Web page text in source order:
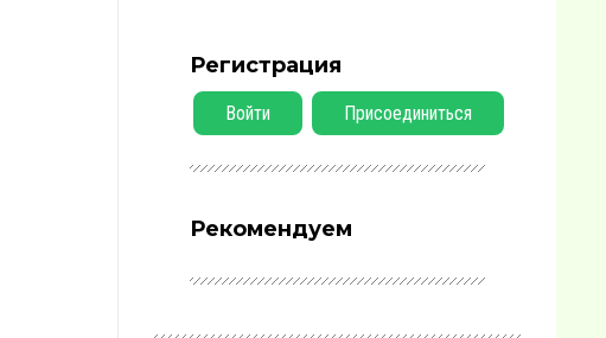
Регистрация
Войти Присоединиться
Рекомендуем